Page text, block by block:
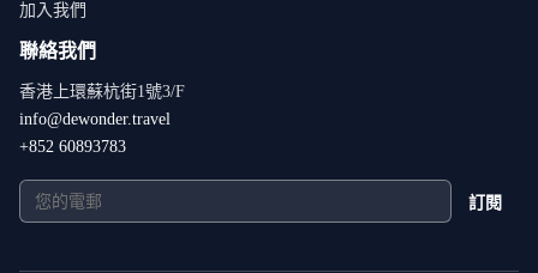
加入我們
聯絡我們
香港上環蘇杭街1號3/F
info@dewonder.travel
+852 60893783
訂閱